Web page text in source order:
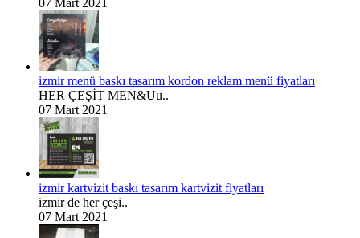
07 Mart 2021
izmir menü baskı tasarım kordon reklam menü fiyatları
HER ÇEŞİT MEN&Uu..
07 Mart 2021
izmir kartvizit baskı tasarım kartvizit fiyatları
izmir de her çeşi..
07 Mart 2021